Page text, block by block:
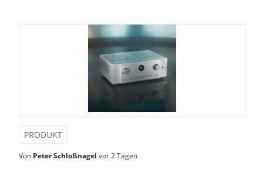
PRODUKT
Von Peter Schloßnagel vor 2 Tagen